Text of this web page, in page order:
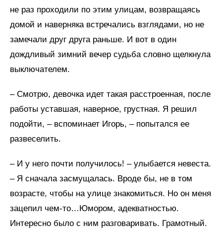
не раз проходили по этим улицам, возвращаясь
домой и наверняка встречались взглядами, но не
замечали друг друга раньше. И вот в один
дождливый зимний вечер судьба словно щелкнула
выключателем.
– Смотрю, девочка идет такая расстроенная, после
работы уставшая, наверное, грустная. Я решил
подойти, – вспоминает Игорь, – попытался ее
развеселить.
– И у него почти получилось! – улыбается невеста.
– Я сначала засмущалась. Вроде бы, не в том
возрасте, чтобы на улице знакомиться. Но он меня
зацепил чем-то…Юмором, адекватностью.
Интересно было с ним разговаривать. Грамотный.